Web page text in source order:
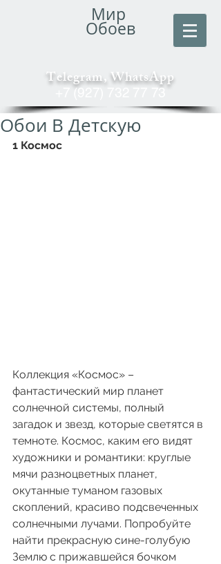
Мир
Обоев
Telegram, WhatsApp
+7 (927) 732 77 73
Обои В Детскую
1 Космос
Коллекция «Космос» –
фантастический мир планет
солнечной системы, полный
загадок и звезд, которые светятся в
темноте. Космос, каким его видят
художники и романтики: круглые
мячи разноцветных планет,
окутанные туманом газовых
скоплений, красиво подсвеченных
солнечными лучами. Попробуйте
найти прекрасную сине-голубую
Землю с прижавшейся бочком